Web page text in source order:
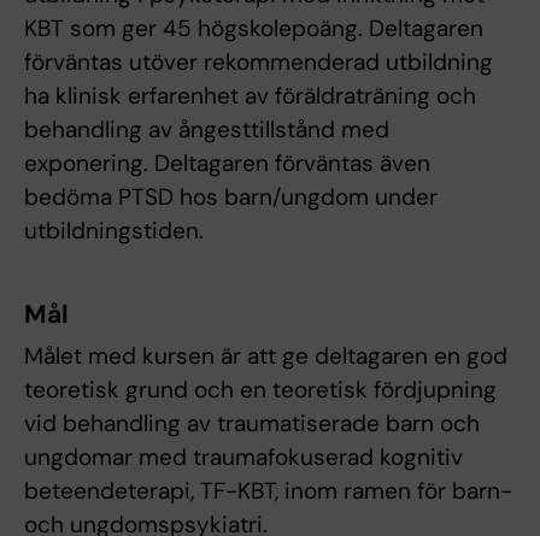
KBT som ger 45 högskolepoäng. Deltagaren
förväntas utöver rekommenderad utbildning
ha klinisk erfarenhet av föräldraträning och
behandling av ångesttillstånd med
exponering. Deltagaren förväntas även
bedöma PTSD hos barn/ungdom under
utbildningstiden.
Mål
Målet med kursen är att ge deltagaren en god
teoretisk grund och en teoretisk fördjupning
vid behandling av traumatiserade barn och
ungdomar med traumafokuserad kognitiv
beteendeterapi, TF-KBT, inom ramen för barn-
och ungdomspsykiatri.